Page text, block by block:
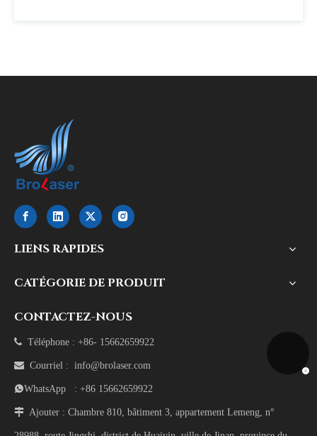
LIENS RAPIDES
CATÉGORIE DE PRODUIT
CONTACTEZ-NOUS
 Téléphone : +86- 15662659922
 Courriel : info@brolaser.com
WhatsApp : +86 15662659922
 Ajouter : Chambre 810, bâtiment 3, appartement Lemeng, n°